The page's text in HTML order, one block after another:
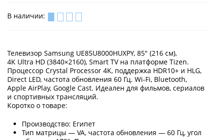
В наличии:
Телевизор Samsung UE85U8000HUXPY, 85″ (216 см),
4K Ultra HD (3840×2160), Smart TV на платформе Tizen.
Процессор Crystal Processor 4K, поддержка HDR10+ и HLG,
Direct LED, частота обновления 60 Гц. Wi‑Fi, Bluetooth,
Apple AirPlay, Google Cast. Идеален для фильмов, сериалов
и спортивных трансляций.
Коротко о товаре:
Производство: Египет
Тип матрицы — VA, частота обновления — 60 Гц, угол